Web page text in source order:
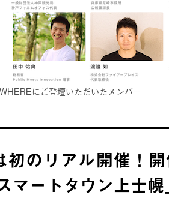
にご登壇いただいたメンバー
初のリアル開催！
マートタウン上士幌